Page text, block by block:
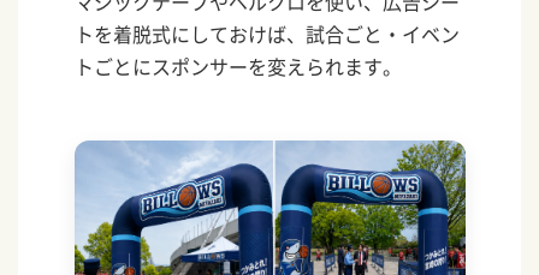
トを着脱式にしておけば、試合ごと・イベン
トごとにスポンサーを変えられます。